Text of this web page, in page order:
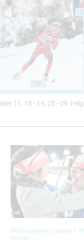
27
11, 18 - 19, 25 - 29:
Bildergalerie Langlauf
Sprint